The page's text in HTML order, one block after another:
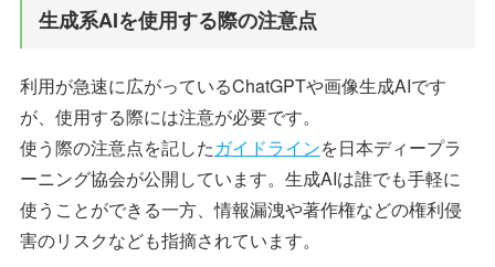
生成系AIを使用する際の注意点
利用が急速に広がっているChatGPTや画像生成AIです
が、使用する際には注意が必要です。
使う際の注意点を記したガイドラインを日本ディープラ
ーニング協会が公開しています。生成AIは誰でも手軽に
使うことができる一方、情報漏洩や著作権などの権利侵
害のリスクなども指摘されています。